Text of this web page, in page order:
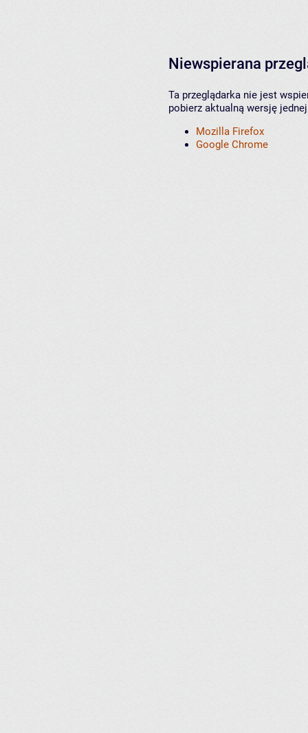
Niewspierana
Ta przeglądarka nie jest
pobierz aktualną wersję
Mozilla Firefox
Google Chrome